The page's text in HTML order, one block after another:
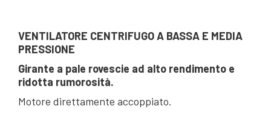
VENTILATORE CENTRIFUGO A BASSA E MEDIA
PRESSIONE
Girante a pale rovescie ad alto rendimento e
ridotta rumorosità.
Motore direttamente accoppiato.